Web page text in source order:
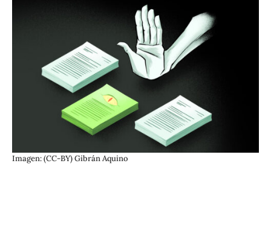
Imagen: (CC-BY) Gibrán Aquino